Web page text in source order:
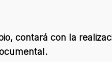
contará con la